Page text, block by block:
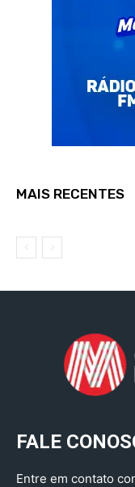
MAIS RECENTES
FALE
Entre em contato